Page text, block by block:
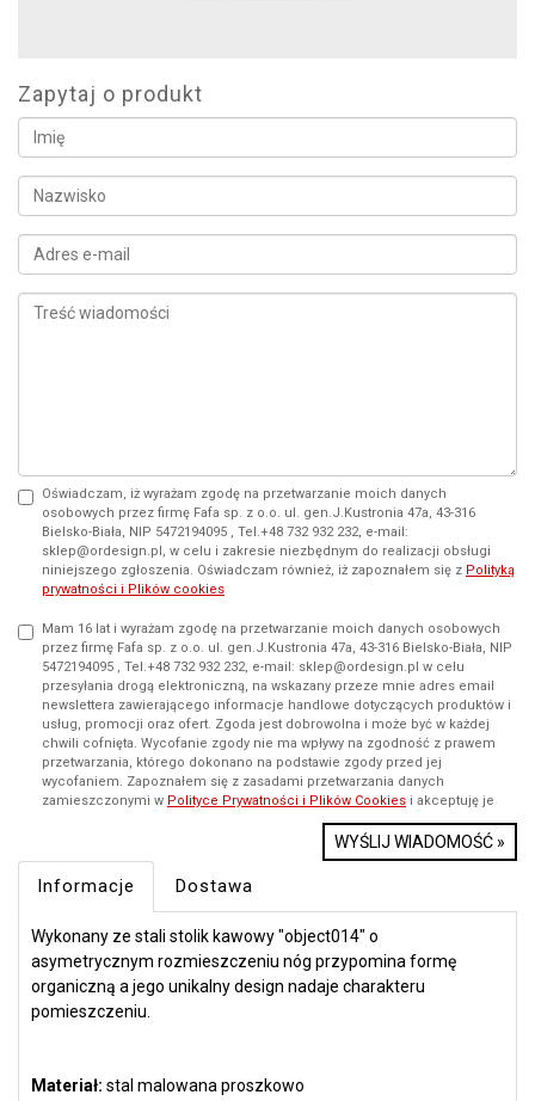
Zapytaj o produkt
Oświadczam, iż wyrażam zgodę na przetwarzanie moich danych
osobowych przez firmę Fafa sp. z o.o. ul. gen.J.Kustronia 47a, 43-316
Bielsko-Biała, NIP 5472194095 , Tel.+48 732 932 232, e-mail:
sklep@ordesign.pl, w celu i zakresie niezbędnym do realizacji obsługi
niniejszego zgłoszenia. Oświadczam również, iż zapoznałem się z Polityką
prywatności i Plików cookies
Mam 16 lat i wyrażam zgodę na przetwarzanie moich danych osobowych
przez firmę Fafa sp. z o.o. ul. gen.J.Kustronia 47a, 43-316 Bielsko-Biała, NIP
5472194095 , Tel.+48 732 932 232, e-mail: sklep@ordesign.pl w celu
przesyłania drogą elektroniczną, na wskazany przeze mnie adres email
newslettera zawierającego informacje handlowe dotyczących produktów i
usług, promocji oraz ofert. Zgoda jest dobrowolna i może być w każdej
chwili cofnięta. Wycofanie zgody nie ma wpływy na zgodność z prawem
przetwarzania, którego dokonano na podstawie zgody przed jej
wycofaniem. Zapoznałem się z zasadami przetwarzania danych
zamieszczonymi w Polityce Prywatności i Plików Cookies i akceptuję je
WYŚLIJ WIADOMOŚĆ »
Informacje Dostawa
Wykonany ze stali stolik kawowy "object014" o
asymetrycznym rozmieszczeniu nóg przypomina formę
organiczną a jego unikalny design nadaje charakteru
pomieszczeniu.
Materiał: stal malowana proszkowo